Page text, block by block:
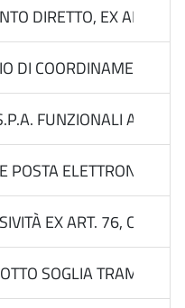
DIRETTO, EX ART.
DI COORDINAMENTO
FUNZIONALI ALLA
POSTA ELETTRONICA
EX ART. 76,
SOGLIA TRAMITE